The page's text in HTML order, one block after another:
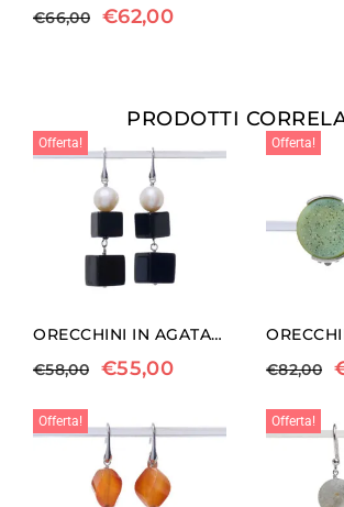
€66,00 €62,00
PRODOTTI
Offerta!
ORECCHINI IN AGATA NERA E PERLE
€58,00 €55,00
Offerta!
€82,00
Offerta! Offerta!